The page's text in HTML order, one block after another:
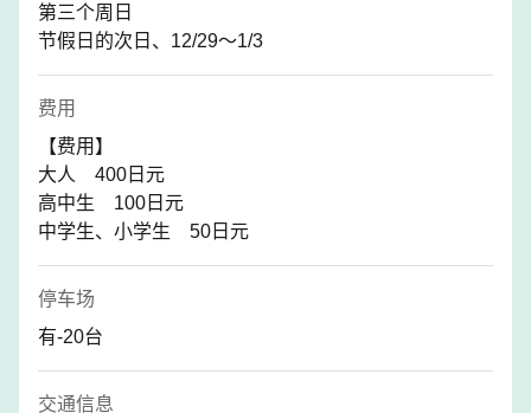
第三个周日
节假日的次日、12/29〜1/3
费用
【费用】
大人 400日元
高中生 100日元
中学生、小学生 50日元
停车场
有-20台
交通信息